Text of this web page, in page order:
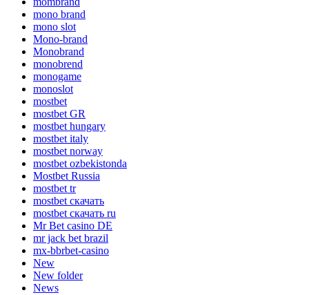
mono brand
mono slot
Mono-brand
Monobrand
monobrend
monogame
monoslot
mostbet
mostbet GR
mostbet hungary
mostbet italy
mostbet norway
mostbet ozbekistonda
Mostbet Russia
mostbet tr
mostbet скачать
mostbet скачать ru
Mr Bet casino DE
mr jack bet brazil
mx-bbrbet-casino
New
New folder
News